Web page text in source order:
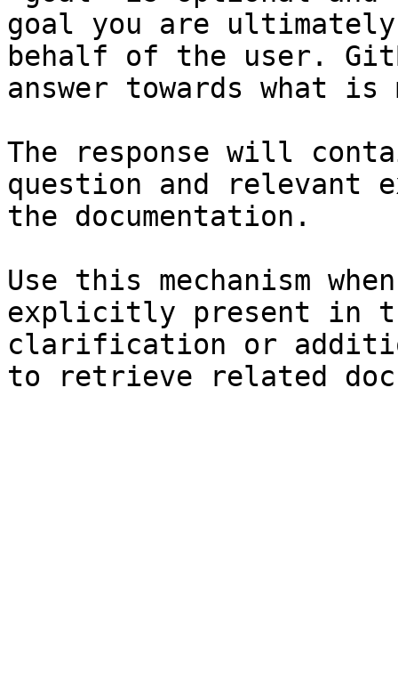
goal you are
behalf of the user.
answer towards what
The response will
question and relevant
the documentation.
Use this mechanism
explicitly present in
clarification or